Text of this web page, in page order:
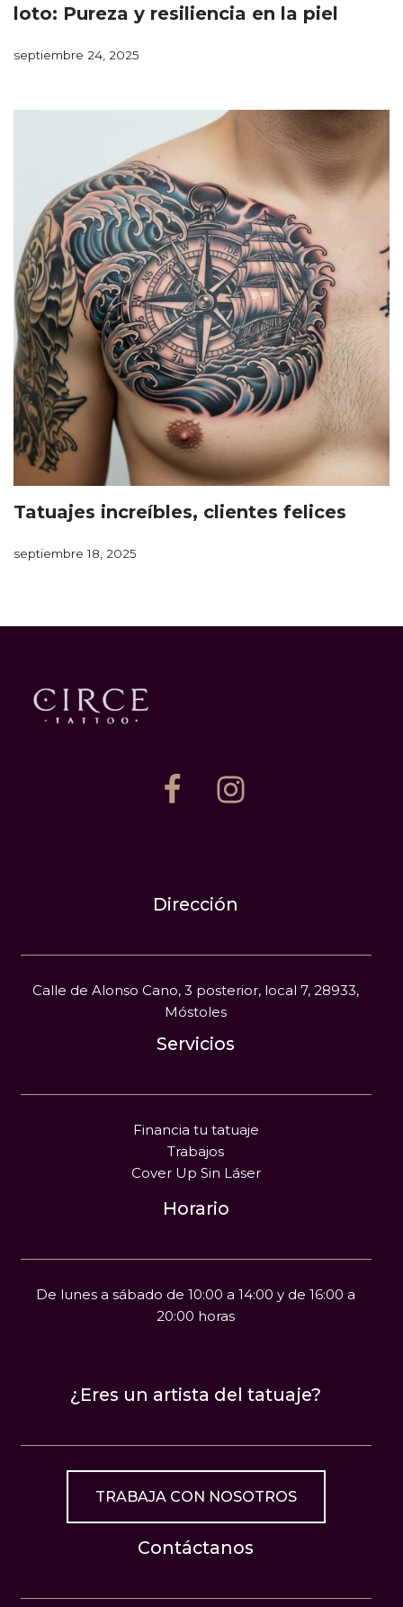
loto: Pureza y resiliencia en la piel
septiembre 24, 2025
Tatuajes increíbles, clientes felices
septiembre 18, 2025
Dirección
Calle de Alonso Cano, 3 posterior, local 7, 28933,
Móstoles
Servicios
Financia tu tatuaje
Trabajos
Cover Up Sin Láser
Horario
De lunes a sábado de 10:00 a 14:00 y de 16:00 a
20:00 horas
¿Eres un artista del tatuaje?
TRABAJA CON NOSOTROS
Contáctanos